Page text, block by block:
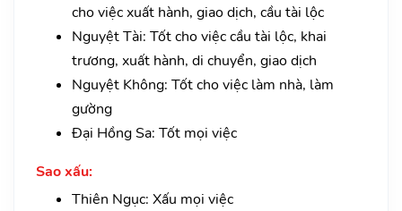
cho việc xuất hành, giao dịch, cầu tài lộc
Nguyệt Tài: Tốt cho việc cầu tài lộc, khai
trương, xuất hành, di chuyển, giao dịch
Nguyệt Không: Tốt cho việc làm nhà, làm
gường
Đại Hồng Sa: Tốt mọi việc
Sao xấu:
Thiên Ngục: Xấu mọi việc